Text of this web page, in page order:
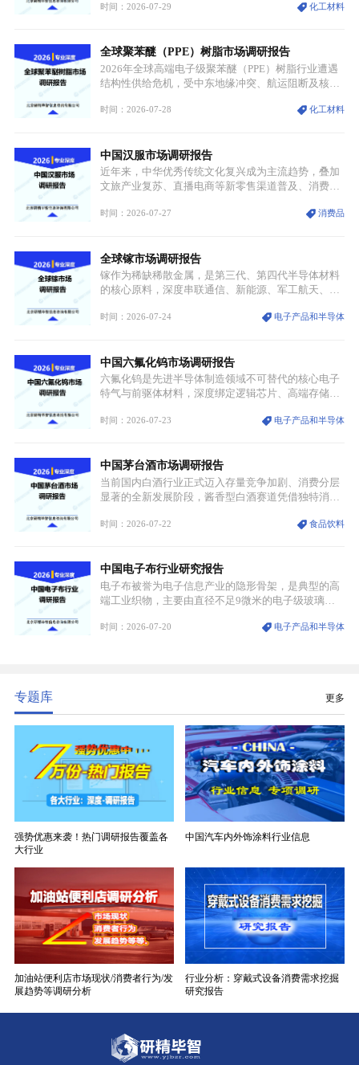
需格局重构、价值体系重估的新阶段。钼是典型难熔
贯穿传统工业、高端制造、军工、新能源等多个核心
产业，成为现代工业体系中不可或缺的基础材料。
时间：2026-07-29 化工材料
全球聚苯醚（PPE）树脂市场调研报告
2026年全球高端电子级聚苯醚（PPE）树脂行业遭遇
结构性供给危机，受中东地缘冲突、航运阻断及核心
停产，行业长期维持寡头垄断的供应链格局彻底瓦
价无市”的供给真空，并沿高频覆铜板、PCB电路板向
AI服务器、5G基站等高端电子终端持续传导，全产业
链生产、成本、交付均承受巨大压力。
时间：2026-07-28 化工材料
中国汉服市场调研报告
近年来，中华优秀传统文化复兴成为主流趋势，叠加
文旅产业复苏、直播电商等新零售渠道普及、消费群
服不再局限于传统节日、古风活动等小众场景，逐步
重要载体。同时，行业标准落地、生产技术升级、原
创设计能力提升，进一步夯实产业发展根基，吸引传
统服饰品牌、文旅企业等跨界入局，市场活力持续释
时间：2026-07-27 消费品
全球镓市场调研报告
镓作为稀缺稀散金属，是第三代、第四代半导体材料
的核心原料，深度串联通信、新能源、军工航天、光
与大国科技博弈的关键战略资源。镓并非传统大宗金
领域渗透”的战略体系，成为全球科技产业运转的刚
需资源。
时间：2026-07-24 电子产品和半导体
中国六氟化钨市场调研报告
六氟化钨是先进半导体制造领域不可替代的核心电子
特气与前驱体材料，深度绑定逻辑芯片、高端存储芯
沉积（CVD）、原子层沉积（ALD）工艺专用前驱体
密制造流程。
时间：2026-07-23 电子产品和半导体
中国茅台酒市场调研报告
当前国内白酒行业正式迈入存量竞争加剧、消费分层
显著的全新发展阶段，酱香型白酒赛道凭借独特消费
道。贵州茅台凭借独一无二的核心产区壁垒、刚性产
业。
时间：2026-07-22 食品饮料
中国电子布行业研究报告
电子布被誉为电子信息产业的隐形骨架，是典型的高
端工业织物，主要由直径不足9微米的电子级玻璃纤
生产制造过程中不可或缺的核心基材。电子布具备高
时间：2026-07-20 电子产品和半导体
专题库 更多
强势优惠来袭！热门调研报告覆盖各
大行业
中国汽车内外饰涂料行业信息
加油站便利店市场现状/消费者行为/发
展趋势等调研分析
行业分析：穿戴式设备消费需求挖掘
研究报告